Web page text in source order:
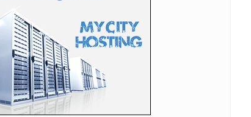
17:40:
poslao poruku k...
17:40:Zagrevanje za Partizan – Hetafe neporažen protiv
Totenhema
17:40:Suosnivač popularne onlajn enciklopedije: CIA je izmenila
Vikipe...
17:38:GO SNS Novi Sad: Osuđujemo monstruozne pretnje